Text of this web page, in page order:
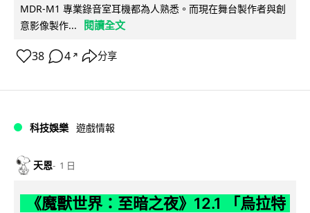
MDR-M1 專業錄音室耳機都為人熟悉。而現在舞台製作者與創
意影像製作...
閱讀全文
38 4 ↗ 分享
科技娛樂 遊戲情報
天恩 1 日
《魔獸世界：至暗之夜》12.1 「烏拉特